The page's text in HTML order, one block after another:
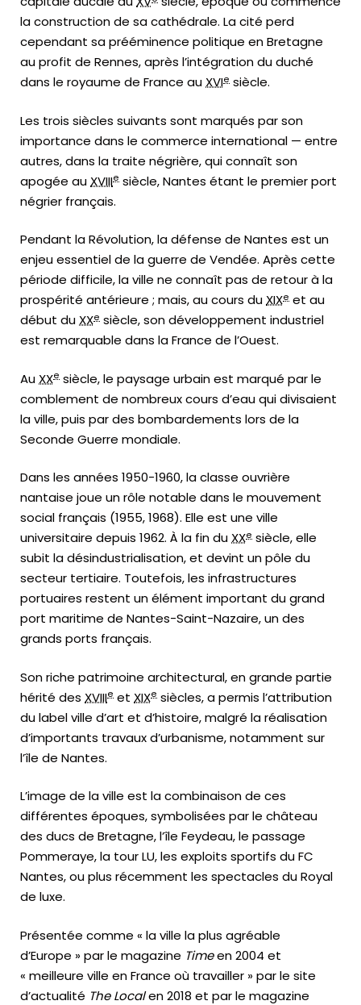
la construction de sa cathédrale. La cité perd
cependant sa prééminence politique en Bretagne
au profit de Rennes, après l’intégration du duché
dans le royaume de France au XVIe siècle.
Les trois siècles suivants sont marqués par son
importance dans le commerce international — entre
autres, dans la traite négrière, qui connaît son
apogée au XVIIIe siècle, Nantes étant le premier port
négrier français.
Pendant la Révolution, la défense de Nantes est un
enjeu essentiel de la guerre de Vendée. Après cette
période difficile, la ville ne connaît pas de retour à la
prospérité antérieure ; mais, au cours du XIXe et au
début du XXe siècle, son développement industriel
est remarquable dans la France de l’Ouest.
Au XXe siècle, le paysage urbain est marqué par le
comblement de nombreux cours d’eau qui divisaient
la ville, puis par des bombardements lors de la
Seconde Guerre mondiale.
Dans les années 1950-1960, la classe ouvrière
nantaise joue un rôle notable dans le mouvement
social français (1955, 1968). Elle est une ville
universitaire depuis 1962. À la fin du XXe siècle, elle
subit la désindustrialisation, et devint un pôle du
secteur tertiaire. Toutefois, les infrastructures
portuaires restent un élément important du grand
port maritime de Nantes-Saint-Nazaire, un des
grands ports français.
Son riche patrimoine architectural, en grande partie
hérité des XVIIIe et XIXe siècles, a permis l’attribution
du label ville d’art et d’histoire, malgré la réalisation
d’importants travaux d’urbanisme, notamment sur
l’île de Nantes.
L’image de la ville est la combinaison de ces
différentes époques, symbolisées par le château
des ducs de Bretagne, l’île Feydeau, le passage
Pommeraye, la tour LU, les exploits sportifs du FC
Nantes, ou plus récemment les spectacles du Royal
de luxe.
Présentée comme « la ville la plus agréable
d’Europe » par le magazine Timeen 2004 et
« meilleure ville en France où travailler » par le site
d’actualité The Localen 2018 et par le magazine